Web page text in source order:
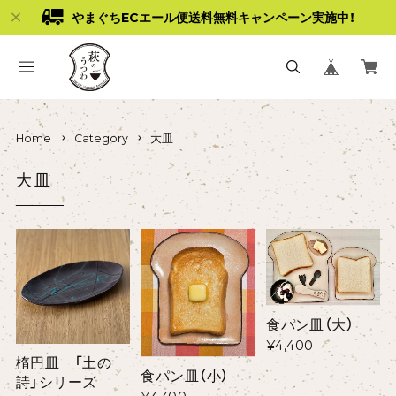
やまぐちECエール便送料無料キャンペーン実施中！
Home Category 大皿
大皿
楕円皿 「土の
詩」シリーズ
食パン皿（小）
食パン皿（大）
¥4,400